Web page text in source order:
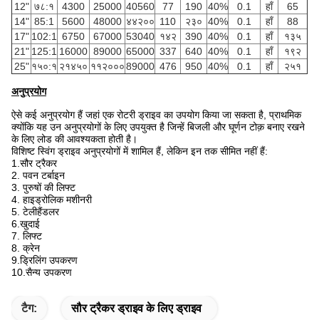
12" ७८:१ 4300 25000 40560 77 190 40% 0.1 हाँ
65
14" 85:1 5600 48000 ४४२०० 110 २३० 40% 0.1 हाँ
88
17" 102:1 6750 67000 53040 १४२ 390 40% 0.1 हाँ
१३५
21" 125:1 16000 89000 65000 337 640 40% 0.1 हाँ
१९२
25" १५०:१ २१४५० ११२०००89000 476 950 40% 0.1 हाँ २५१
अनुप्रयोग
ऐसे कई अनुप्रयोग हैं जहां एक रोटरी ड्राइव का उपयोग किया जा सकता है, प्राथमिक
क्योंकि यह उन अनुप्रयोगों के लिए उपयुक्त है जिन्हें बिजली और घूर्णन टोक़ बनाए रखने
के लिए लोड की आवश्यकता होती है।
विशिष्ट स्विंग ड्राइव अनुप्रयोगों में शामिल हैं, लेकिन इन तक सीमित नहीं हैं:
1.सौर ट्रैकर
2. पवन टर्बाइन
3. पुरुषों की लिफ्ट
4. हाइड्रोलिक मशीनरी
5. टेलीहैंडलर
6.खुदाई
7. लिफ्ट
8. क्रेन
9.ड्रिलिंग उपकरण
10.सैन्य उपकरण
टैग: सौर ट्रैकर ड्राइव के लिए ड्राइव